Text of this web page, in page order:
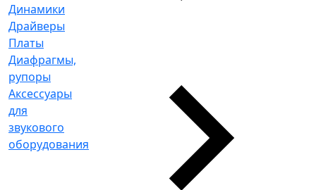
Динамики
Драйверы
Платы
Диафрагмы,
рупоры
Аксессуары
для
звукового
оборудования